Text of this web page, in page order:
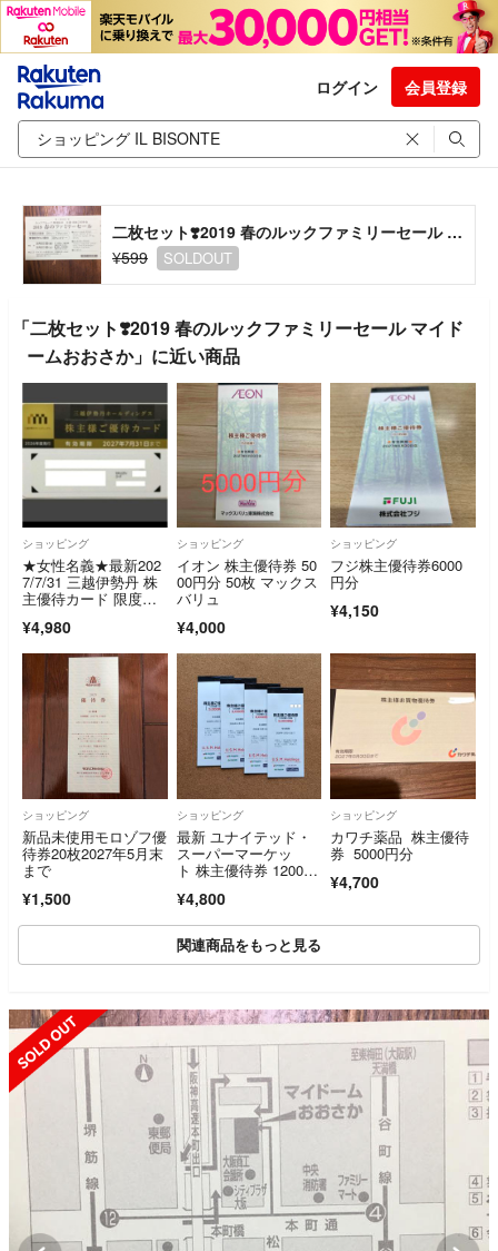
ログイン 会員登録
二枚セット❣️2019 春のルックファミリーセール マイドームおおさか
¥599
SOLDOUT
「二枚セット❣️2019 春のルックファミリーセール マイド
ームおおさか」に近い商品
ショッピング
★女性名義★最新202
7/7/31 三越伊勢丹 株
主優待カード 限度額3
¥4,980
ショッピング
イオン 株主優待券 50
00円分 50枚 マックス
バリュ
¥4,000
ショッピング
フジ株主優待券6000
円分
¥4,150
ショッピング
新品未使用モロゾフ優
待券20枚2027年5月末
まで
¥1,500
ショッピング
最新 ユナイテッド・
スーパーマーケッ
ト 株主優待券 12000
¥4,800
ショッピング
カワチ薬品 株主優待
券 5000円分
¥4,700
関連商品をもっと見る
SOLD OUT